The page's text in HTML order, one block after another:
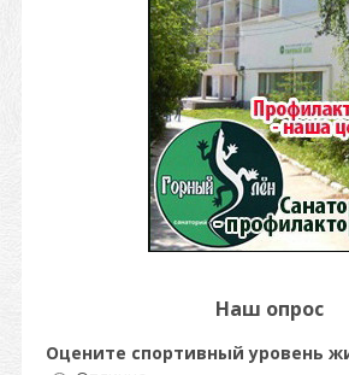
Наш опрос
Оцените спортивный уровень